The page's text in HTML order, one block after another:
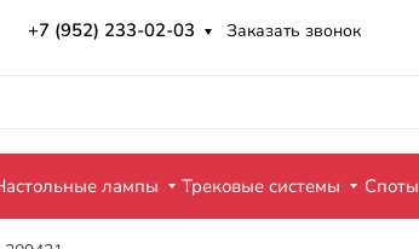
+7 (952) 233-02-03 Заказать звонок
лампы Трековые системы Споты